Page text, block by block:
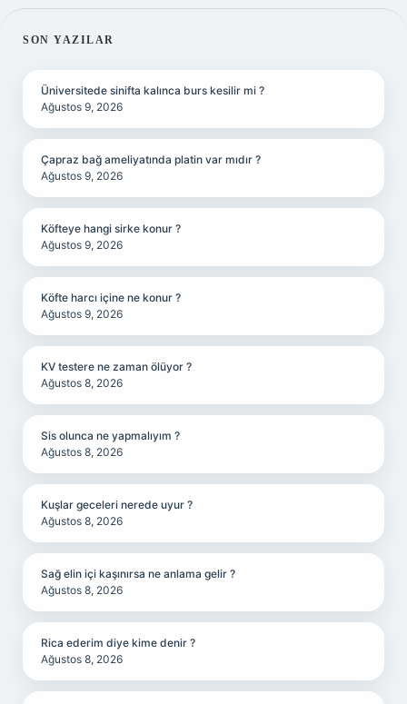
SIDEBAR
SON YAZILAR
Üniversitede sinifta kalınca burs kesilir mi ?
Ağustos 9, 2026
Çapraz bağ ameliyatında platin var mıdır ?
Ağustos 9, 2026
Köfteye hangi sirke konur ?
Ağustos 9, 2026
Köfte harcı içine ne konur ?
Ağustos 9, 2026
KV testere ne zaman ölüyor ?
Ağustos 8, 2026
Sis olunca ne yapmalıyım ?
Ağustos 8, 2026
Kuşlar geceleri nerede uyur ?
Ağustos 8, 2026
Sağ elin içi kaşınırsa ne anlama gelir ?
Ağustos 8, 2026
Rica ederim diye kime denir ?
Ağustos 8, 2026